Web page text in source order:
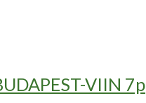
VIIN 7p